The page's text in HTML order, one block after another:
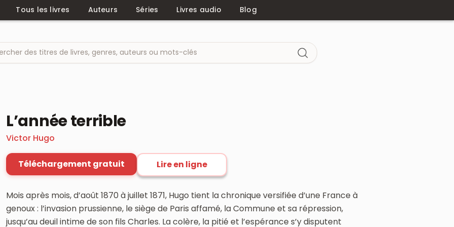
Tous les livres Auteurs Séries Livres audio Blog
L’année terrible
Victor Hugo
Téléchargement gratuit Lire en ligne
Mois après mois, d’août 1870 à juillet 1871, Hugo tient la chronique versifiée d’une France à
genoux : l’invasion prussienne, le siège de Paris affamé, la Commune et sa répression,
jusqu’au deuil intime de son fils Charles. La colère, la pitié et l’espérance s’y disputent